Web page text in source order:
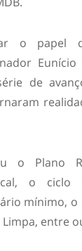
o papel
Eunício
de
o Plano
o ciclo
mínimo, o
Limpa, entre